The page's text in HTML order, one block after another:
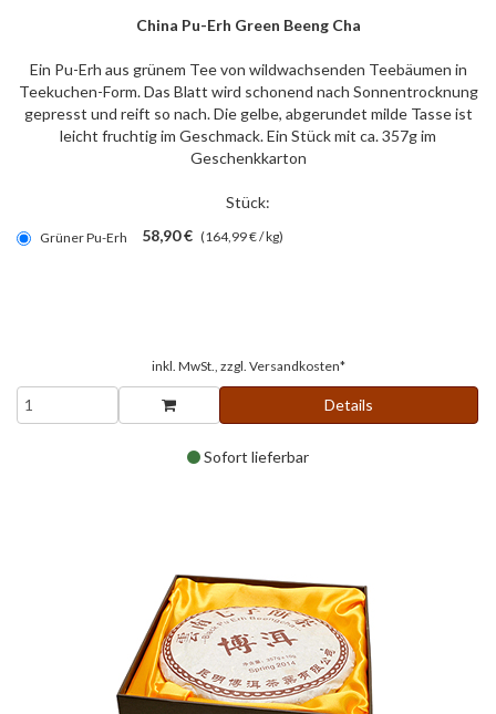
China Pu-Erh Green Beeng Cha
Ein Pu-Erh aus grünem Tee von wildwachsenden Teebäumen in
Teekuchen-Form. Das Blatt wird schonend nach Sonnentrocknung
gepresst und reift so nach. Die gelbe, abgerundet milde Tasse ist
leicht fruchtig im Geschmack. Ein Stück mit ca. 357g im
Geschenkkarton
Stück:
Grüner Pu-Erh 58,90 € (164,99 € / kg)
inkl. MwSt., zzgl. Versandkosten*
Details
Sofort lieferbar